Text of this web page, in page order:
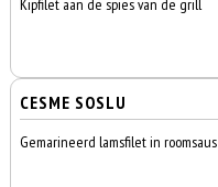
Kipfilet aan de spies van de grill
CESME SOSLU
Gemarineerd lamsfilet in roomsaus